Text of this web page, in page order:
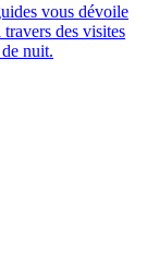
vous dévoile
des visites
nuit.